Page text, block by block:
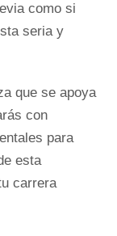
como si
seria y
que se apoya
con
para
esta
carrera